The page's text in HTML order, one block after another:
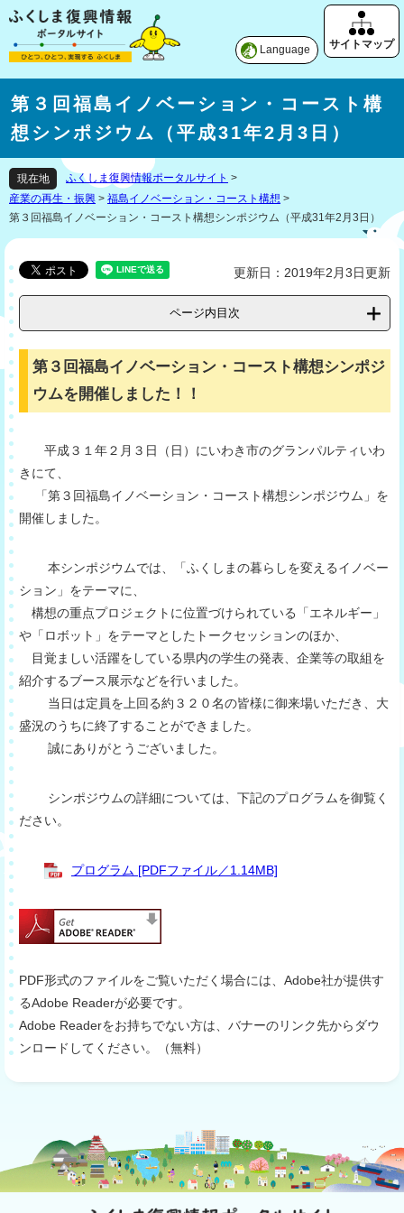
Language
第３回福島イノベーション・コースト構
想シンポジウム（平成31年2月3日）
現在地 ふくしま復興情報ポータルサイト >
産業の再生・振興 > 福島イノベーション・コースト構想 >
第３回福島イノベーション・コースト構想シンポジウム（平成31年2月3日）
更新日：2019年2月3日更新
ページ内目次
第３回福島イノベーション・コースト構想シンポジ
ウムを開催しました！！
平成３１年２月３日（日）にいわき市のグランパルティいわ
きにて、
「第３回福島イノベーション・コースト構想シンポジウム」を
開催しました。
本シンポジウムでは、「ふくしまの暮らしを変えるイノベー
ション」をテーマに、
構想の重点プロジェクトに位置づけられている「エネルギー」
や「ロボット」をテーマとしたトークセッションのほか、
目覚ましい活躍をしている県内の学生の発表、企業等の取組を
紹介するブース展示などを行いました。
当日は定員を上回る約３２０名の皆様に御来場いただき、大
盛況のうちに終了することができました。
誠にありがとうございました。
シンポジウムの詳細については、下記のプログラムを御覧く
ださい。
プログラム [PDFファイル／1.14MB]
PDF形式のファイルをご覧いただく場合には、Adobe社が提供す
るAdobe Readerが必要です。
Adobe Readerをお持ちでない方は、バナーのリンク先からダウ
ンロードしてください。（無料）